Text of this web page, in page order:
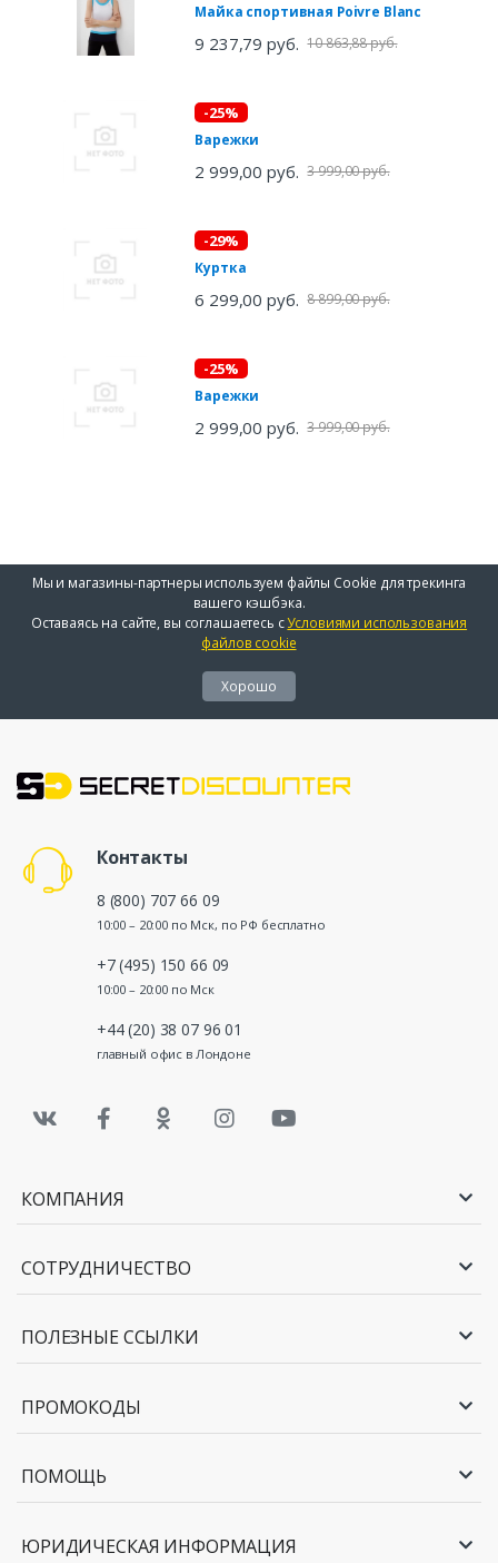
Майка спортивная Poivre Blanc
9 237,79 руб. 10 863,88 руб.
-25%
Варежки
2 999,00 руб. 3 999,00 руб.
-29%
Куртка
6 299,00 руб. 8 899,00 руб.
-25%
Варежки
2 999,00 руб. 3 999,00 руб.
Мы и магазины-партнеры используем файлы Cookie для трекинга
вашего кэшбэка.
Оставаясь на сайте, вы соглашаетесь сУсловиями использования
файлов cookie
Хорошо
Контакты
8 (800) 707 66 09
10:00 – 20:00 по Мск, по РФ бесплатно
+7 (495) 150 66 09
10:00 – 20:00 по Мск
+44 (20) 38 07 96 01
главный офис в Лондоне
КОМПАНИЯ
СОТРУДНИЧЕСТВО
ПОЛЕЗНЫЕ ССЫЛКИ
ПРОМОКОДЫ
ПОМОЩЬ
ЮРИДИЧЕСКАЯ ИНФОРМАЦИЯ